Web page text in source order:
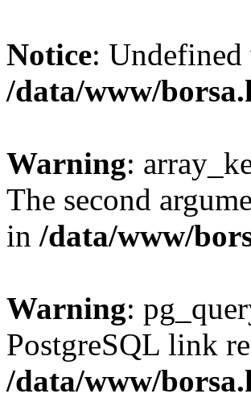
Notice:
/data/www/
Warning:
The second
in /data/www/
Warning:
PostgreSQL link
/data/www/